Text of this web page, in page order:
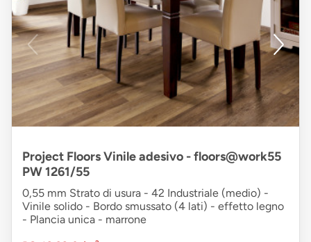
Project Floors Vinile adesivo - floors@work55
PW 1261/55
0,55 mm Strato di usura - 42 Industriale (medio) -
Vinile solido - Bordo smussato (4 lati) - effetto legno
- Plancia unica - marrone